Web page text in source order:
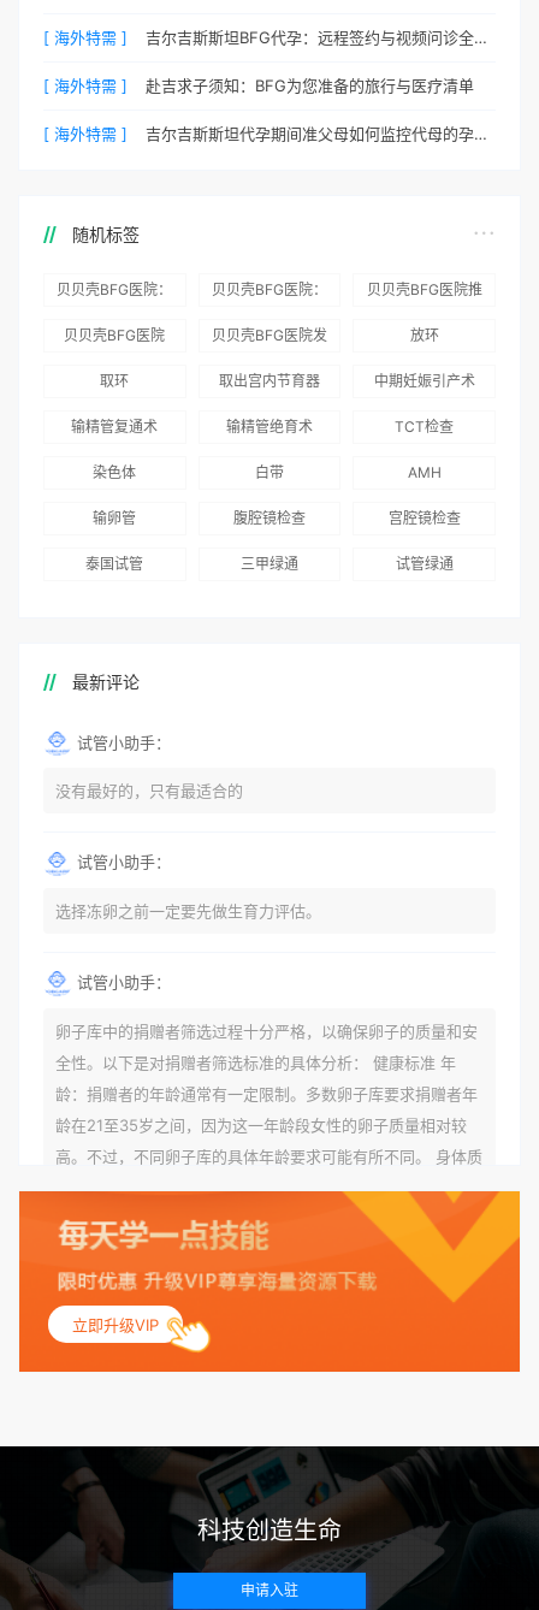
[ 海外特需 ] 吉尔吉斯斯坦BFG代孕：远程签约与视频问诊全流程
[ 海外特需 ] 赴吉求子须知：BFG为您准备的旅行与医疗清单
[ 海外特需 ] 吉尔吉斯斯坦代孕期间准父母如何监控代母的孕期状态？
随机标签
贝贝壳BFG医院：
务
贝贝壳BFG医院：
术”和“法律支持”
贝贝壳BFG医院推
贝贝壳BFG医院
贝贝壳BFG医院发
国版）》
放环
取环 取出宫内节育器 中期妊娠引产术
输精管复通术 输精管绝育术 TCT检查
染色体 白带 AMH
输卵管 腹腔镜检查 宫腔镜检查
泰国试管 三甲绿通 试管绿通
最新评论
试管小助手：
没有最好的，只有最适合的
试管小助手：
选择冻卵之前一定要先做生育力评估。
试管小助手：
卵子库中的捐赠者筛选过程十分严格，以确保卵子的质量和安
全性。以下是对捐赠者筛选标准的具体分析： 健康标准 年
龄：捐赠者的年龄通常有一定限制。多数卵子库要求捐赠者年
龄在21至35岁之间，因为这一年龄段女性的卵子质量相对较
高。不过，不同卵子库的具体年龄要求可能有所不同。 身体质
量指数（BMI）：捐赠者的BMI通常需要在正常范围内，以确
保其身体健康状况良好。过高的BMI可能与多种健康问题相关
联，包括不孕症和妊娠并发症。 生殖健康：捐赠者需要有规律
的月经期，无生殖障碍或异常问题。此外，还需要进行详细的
妇科检查，以确保其生殖系统的健康。 遗传病史与家族病史：
捐赠者及其家庭成员需要无严重的遗传病史、精神病史和传染
病史。这通常需要通过基因检测、家族史调查和医疗记录审查
带任何可传染给受卵者的病原体。 药物与生活习惯：捐赠者需
要是非尼古丁使用者、非吸烟者、非吸毒者，并且未使用可能
影响卵子质量的药物，如某些精神药物和避孕植入物。 学历与
心理标准 学历要求：部分卵子库对捐赠者的学历有一定要求，
但这并非普遍标准。一些卵子库可能更倾向于选择受过高等教
立即升级VIP
科技创造生命
申请入驻